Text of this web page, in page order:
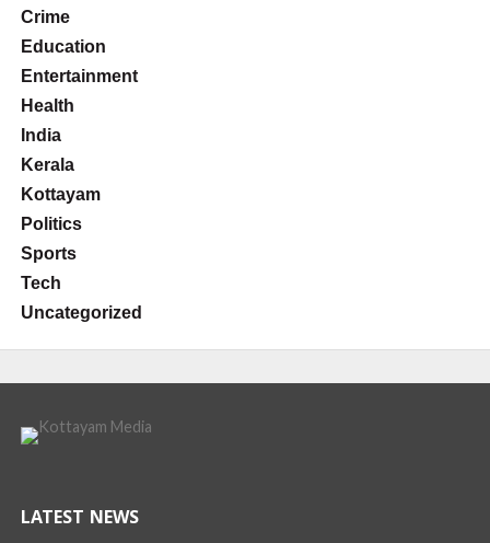
Crime
Education
Entertainment
Health
India
Kerala
Kottayam
Politics
Sports
Tech
Uncategorized
LATEST NEWS